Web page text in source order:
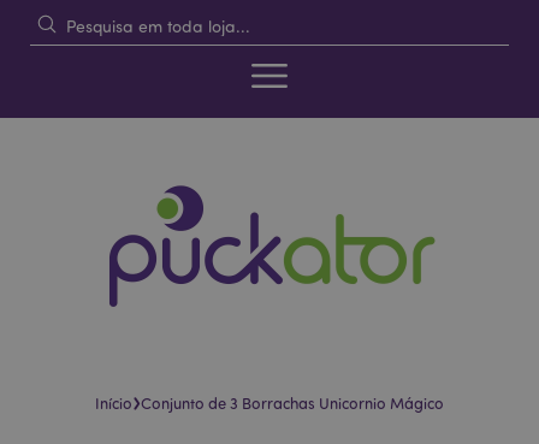
Início›Conjunto de 3 Borrachas Unicornio Mágico